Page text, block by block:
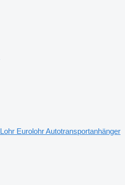
Lohr Eurolohr Autotransportanhänger